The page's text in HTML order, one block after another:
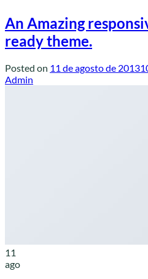
An Amazing
ready theme.
Posted on 11 de agosto de 2013
Admin
11
ago